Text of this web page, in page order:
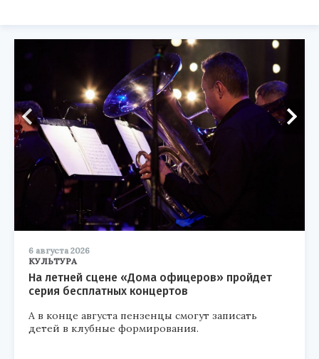
6 августа 2026
КУЛЬТУРА
На летней сцене «Дома офицеров» пройдет
серия бесплатных концертов
А в конце августа пензенцы смогут записать
детей в клубные формирования.